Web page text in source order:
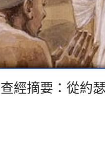
經摘要：從約